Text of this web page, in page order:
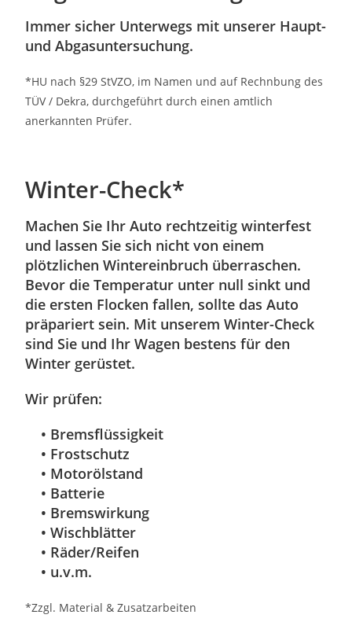
Immer sicher Unterwegs mit unserer Haupt-
und Abgasuntersuchung.
*HU nach §29 StVZO, im Namen und auf Rechnbung des
TÜV / Dekra, durchgeführt durch einen amtlich
anerkannten Prüfer.
Winter-Check*
Machen Sie Ihr Auto rechtzeitig winterfest
und lassen Sie sich nicht von einem
plötzlichen Wintereinbruch überraschen.
Bevor die Temperatur unter null sinkt und
die ersten Flocken fallen, sollte das Auto
präpariert sein. Mit unserem Winter-Check
sind Sie und Ihr Wagen bestens für den
Winter gerüstet.
Wir prüfen:
• Bremsflüssigkeit
• Frostschutz
• Motorölstand
• Batterie
• Bremswirkung
• Wischblätter
• Räder/Reifen
• u.v.m.
*Zzgl. Material & Zusatzarbeiten